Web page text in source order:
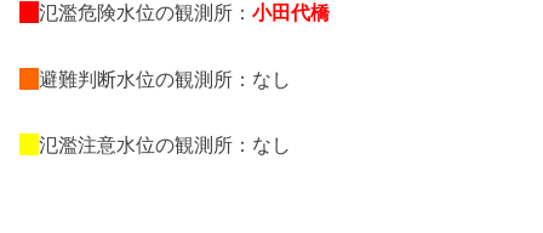
氾濫危険水位の観測所：小田代橋
避難判断水位の観測所：なし
氾濫注意水位の観測所：なし